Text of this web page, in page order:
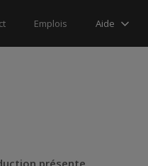
Emplois Aide
présente